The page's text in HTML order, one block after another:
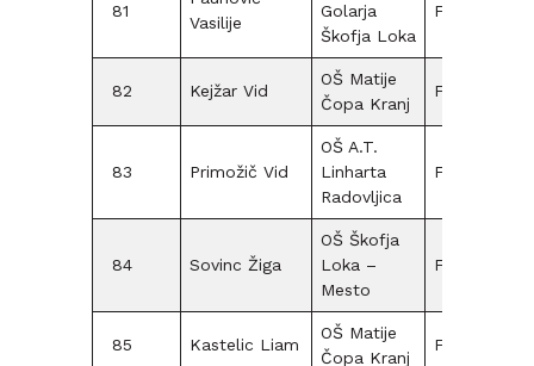
81
Vasilije
Golarja
Škofja Loka
F12
82 Kejžar Vid
OŠ Matije
Čopa Kranj
F15
83 Primožič Vid
OŠ A.T.
Linharta
Radovljica
F15
84 Sovinc Žiga
OŠ Škofja
Loka –
Mesto
F15
85 Kastelic Liam
OŠ Matije
Čopa Kranj
F09